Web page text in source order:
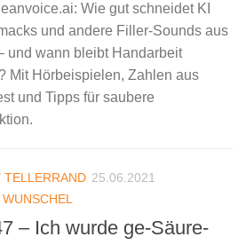
Wie gut schneidet KI
und andere Filler-Sounds aus
und wann bleibt Handarbeit
Mit Hörbeispielen, Zahlen aus
und Tipps für saubere
TELLERRAND 25.06.2021
– Ich wurde ge-Säure-